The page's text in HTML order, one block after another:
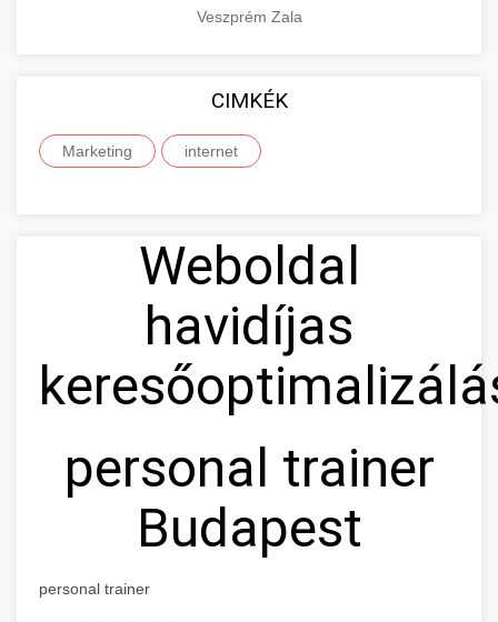
Veszprém Zala
CIMKÉK
Marketing internet
Weboldal
havidíjas
personal trainer
Budapest
personal trainer